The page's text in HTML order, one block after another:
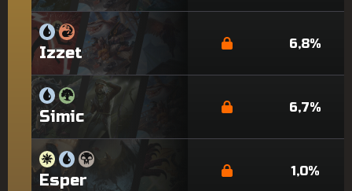
Izzet 6,8%
Simic 6,7%
Esper 1,0%